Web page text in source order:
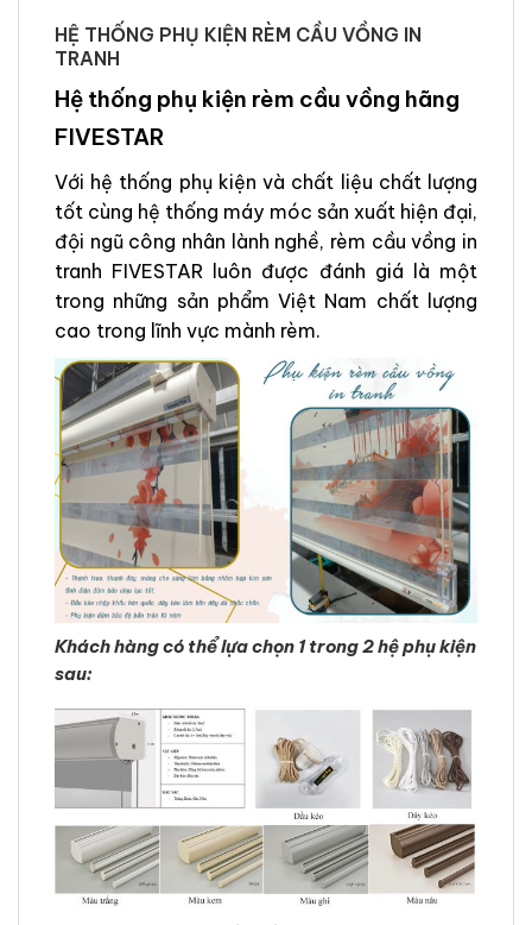
HỆ THỐNG PHỤ KIỆN RÈM CẦU VỒNG IN
TRANH
Hệ thống phụ kiện rèm cầu vồng hãng
FIVESTAR
Với hệ thống phụ kiện và chất liệu chất lượng
tốt cùng hệ thống máy móc sản xuất hiện đại,
đội ngũ công nhân lành nghề, rèm cầu vồng in
tranh FIVESTAR luôn được đánh giá là một
trong những sản phẩm Việt Nam chất lượng
cao trong lĩnh vực mành rèm.
Khách hàng có thể lựa chọn 1 trong 2 hệ phụ kiện
sau: